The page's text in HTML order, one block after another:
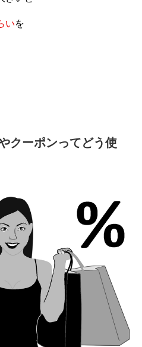
いを
クーポンってどう使